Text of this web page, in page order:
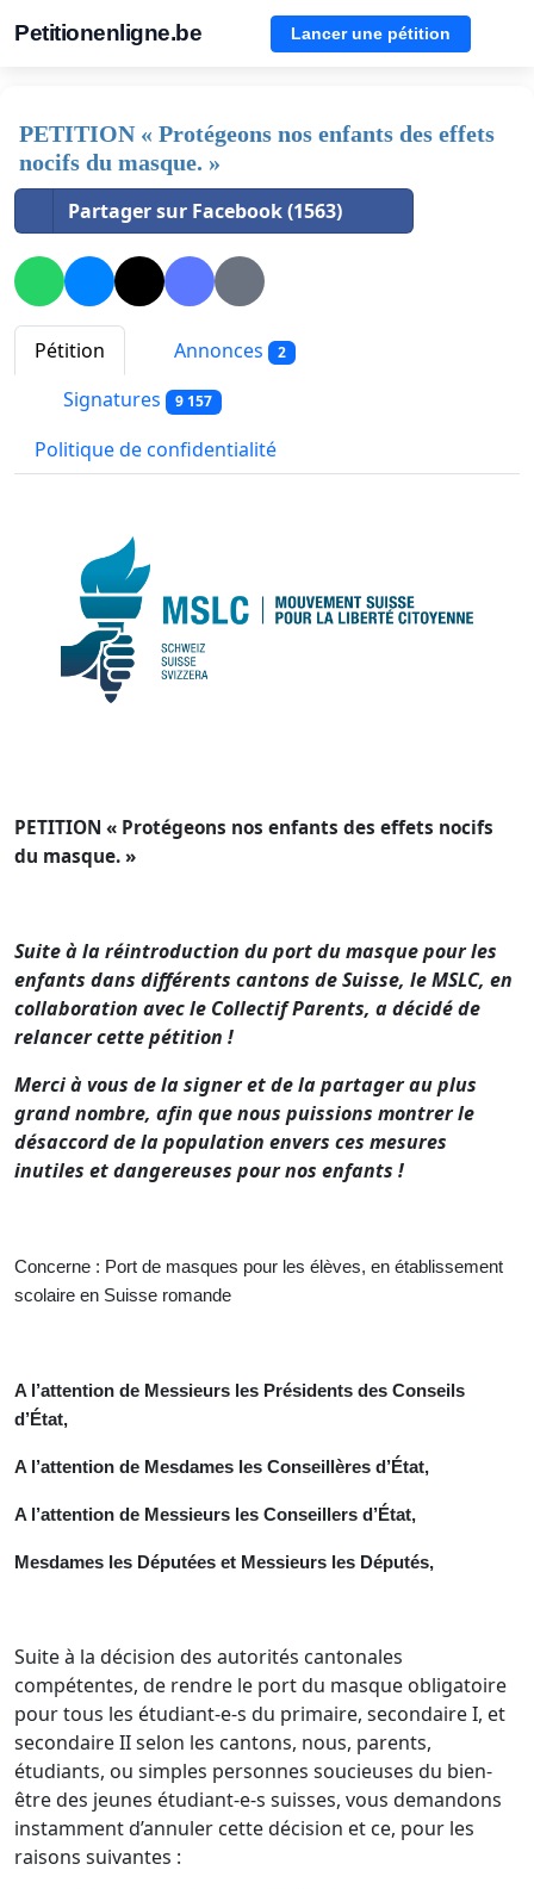
Petitionenligne.be Lancer une pétition
PETITION « Protégeons nos enfants des effets
nocifs du masque. »
Partager sur Facebook (1563)
Pétition Annonces 2
Signatures 9 157
Politique de confidentialité
PETITION « Protégeons nos enfants des effets nocifs
du masque. »
Suite à la réintroduction du port du masque pour les
enfants dans différents cantons de Suisse, le MSLC, en
collaboration avec le Collectif Parents, a décidé de
relancer cette pétition !
Merci à vous de la signer et de la partager au plus
grand nombre, afin que nous puissions montrer le
désaccord de la population envers ces mesures
inutiles et dangereuses pour nos enfants !
Concerne : Port de masques pour les élèves, en établissement
scolaire en Suisse romande
A l’attention de Messieurs les Présidents des Conseils
d’État,
A l’attention de Mesdames les Conseillères d’État,
A l’attention de Messieurs les Conseillers d’État,
Mesdames les Députées et Messieurs les Députés,
Suite à la décision des autorités cantonales
compétentes, de rendre le port du masque obligatoire
pour tous les étudiant-e-s du primaire, secondaire I, et
secondaire II selon les cantons, nous, parents,
étudiants, ou simples personnes soucieuses du bien-
être des jeunes étudiant-e-s suisses, vous demandons
instamment d’annuler cette décision et ce, pour les
raisons suivantes :